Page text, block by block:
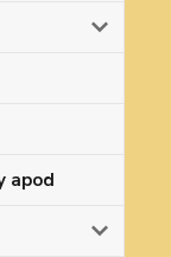
apod